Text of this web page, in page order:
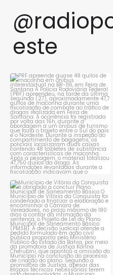
este
PRF apreende quase 48 quilos
de maconha em ônibus...
1 0
Município de Vitória da
Conquista é obrigado a...
1 0